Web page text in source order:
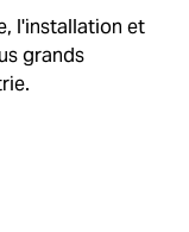
l'installation et
grands